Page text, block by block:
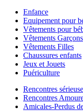
Enfance
Equipement pour
Vêtements pour
Vêtements Garçons
Vêtements Filles
Chaussures enfants
Jeux et Jouets
Puériculture
Rencontres
Rencontres
Amicales-Perdus